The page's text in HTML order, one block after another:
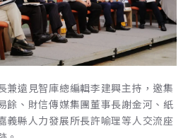
兼遠見智庫總編輯李建興主持，邀集
餘、財信傳媒集團董事長謝金河、紙
義縣人力發展所長許喻理等人交流座